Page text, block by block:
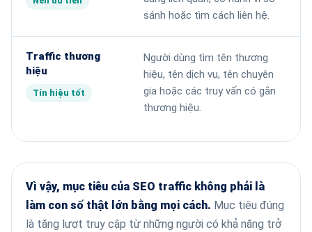
sánh hoặc tìm cách liên hệ.
Traffic thương
hiệu
Tín hiệu tốt
Người dùng tìm tên thương
hiệu, tên dịch vụ, tên chuyên
gia hoặc các truy vấn có gắn
thương hiệu.
Vì vậy, mục tiêu của SEO traffic không phải là
làm con số thật lớn bằng mọi cách. Mục tiêu đúng
là tăng lượt truy cập từ những người có khả năng trở